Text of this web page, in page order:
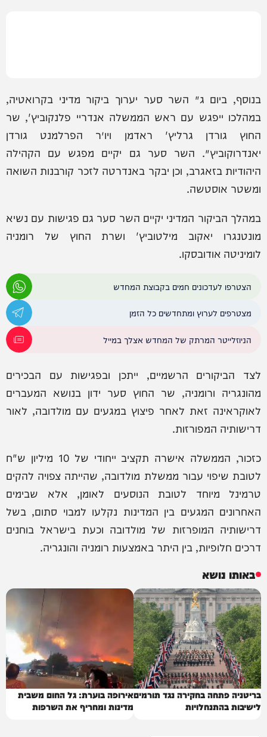
בנוסף, ביום ג׳ השר סער יערוך ביקור מדיני בקרואטיה,
במהלכו ייפגש עם ראש הממשלה אנדריי פלנקוביץ', שר
החוץ גורדן גרליץ' ראדמן ויו״ר הפרלמנט גורדן
יאנדרוקוביץ׳. השר סער גם יקיים מפגש עם הקהילה
היהודיות בזאגרב, וכן יבקר באנדרטה לזכר קורבנות השואה
ומשטר אוסטשה.
במהלך הביקור המדיני יקיים השר סער גם פגישות עם נשיא
מונטנגרו יאקוב מילטוביץ' ושרת החוץ של רומניה
לומיניטה אודובסקו.
הצטרפו לעדכונים חמים בקבוצת המחדש
מצטרפים לערוץ ומתחדשים כל הזמן
הניוזלייטר המרתק של המחדש אצלך במייל
לצד הביקורים הרשמיים, ייתכן ובפגישות עם הבכירים
מהונגריה ורומניה, שר החוץ סער ידון בנושא המעברים
לאוקראינה זאת לאחר פיצוץ במגעים עם מולדובה, לאור
דרישותיה המפורזות.
כזכור, הממשלה אישרה תקציב ייחודי של 10 מיליון ש"ח
לטובת שיפוי עבור ממשלת מולדובה, שהייתה צפויה להקים
טרמינל מיוחד לטובת הנוסעים לאומן, אלא שבימים
האחרונים המגעים בין המדינות נקלעו למבוי סתום, בשל
דרישותיה המופרזות של מולדובה וכעת בישראל בוחנים
דרכים חלופיות, בין היתר באמצעות רומניה והונגריה.
באותו נושא
בריטניה פתחה בחקירה נגד תורמים
לישיבות בהתנחלויות
אירופה בוערת: גל החום משבית
מדינות ומחריף את השרפות